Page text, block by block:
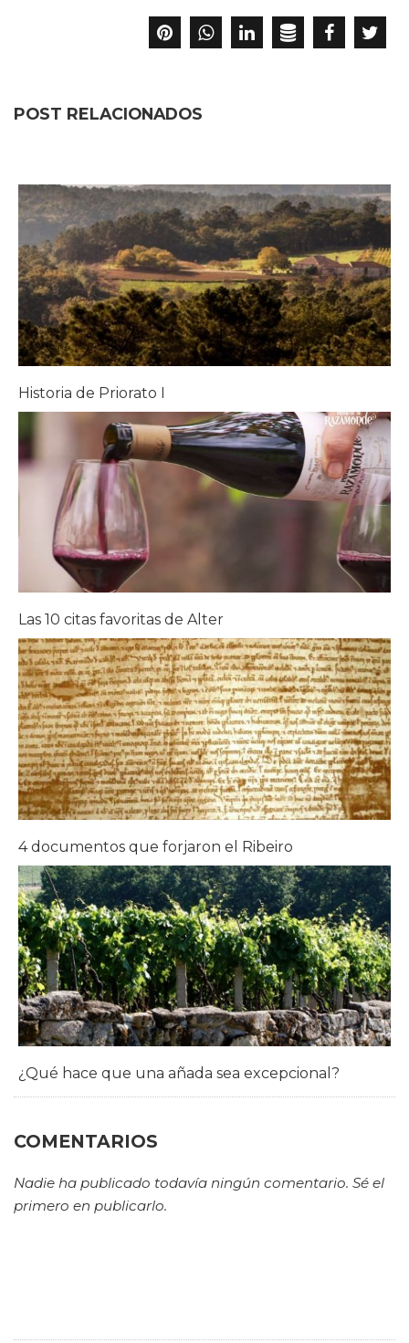
POST RELACIONADOS
Historia de Priorato I
Las 10 citas favoritas de Alter
4 documentos que forjaron el Ribeiro
¿Qué hace que una añada sea excepcional?
COMENTARIOS
Nadie ha publicado todavía ningún comentario. Sé el
primero en publicarlo.